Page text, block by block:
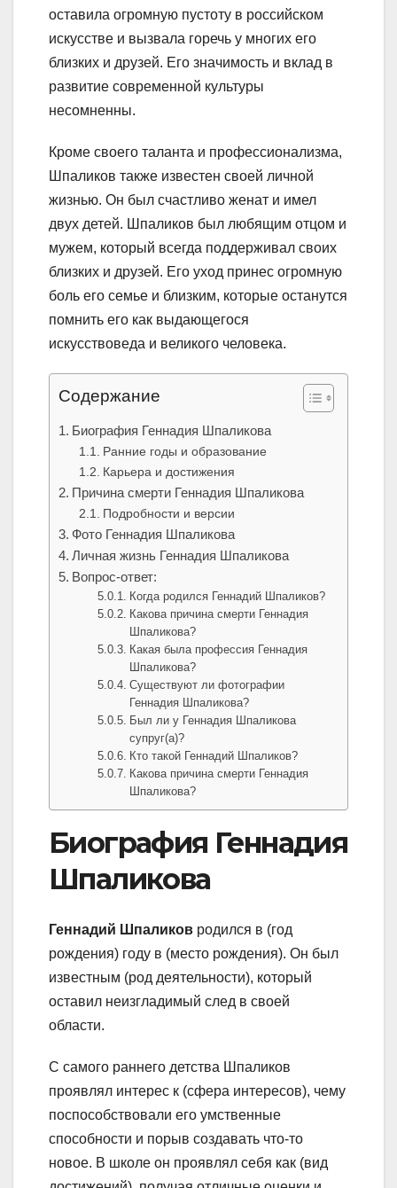
оставила огромную пустоту в российском
искусстве и вызвала горечь у многих его
близких и друзей. Его значимость и вклад в
развитие современной культуры
несомненны.
Кроме своего таланта и профессионализма,
Шпаликов также известен своей личной
жизнью. Он был счастливо женат и имел
двух детей. Шпаликов был любящим отцом и
мужем, который всегда поддерживал своих
близких и друзей. Его уход принес огромную
боль его семье и близким, которые останутся
помнить его как выдающегося
искусствоведа и великого человека.
Содержание
Биография Геннадия Шпаликова
Ранние годы и образование
Карьера и достижения
Причина смерти Геннадия Шпаликова
Подробности и версии
Фото Геннадия Шпаликова
Личная жизнь Геннадия Шпаликова
Вопрос-ответ:
Когда родился Геннадий Шпаликов?
Какова причина смерти Геннадия
Шпаликова?
Какая была профессия Геннадия
Шпаликова?
Существуют ли фотографии
Геннадия Шпаликова?
Был ли у Геннадия Шпаликова
супруг(а)?
Кто такой Геннадий Шпаликов?
Какова причина смерти Геннадия
Шпаликова?
Биография Геннадия
Шпаликова
Геннадий Шпаликов родился в (год
рождения) году в (место рождения). Он был
известным (род деятельности), который
оставил неизгладимый след в своей
области.
С самого раннего детства Шпаликов
проявлял интерес к (сфера интересов), чему
поспособствовали его умственные
способности и порыв создавать что-то
новое. В школе он проявлял себя как (вид